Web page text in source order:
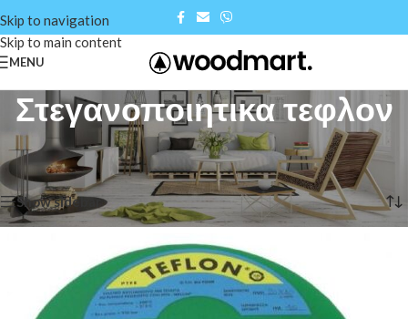
Skip to navigation
Skip to main content
MENU
Στεγανοποιητικα τεφλον
Αρχική σελίδα Shop/Στεγανοποιητικα τεφλον
Προβάλλονται όλα - 2 αποτελέσματα
Show sidebar